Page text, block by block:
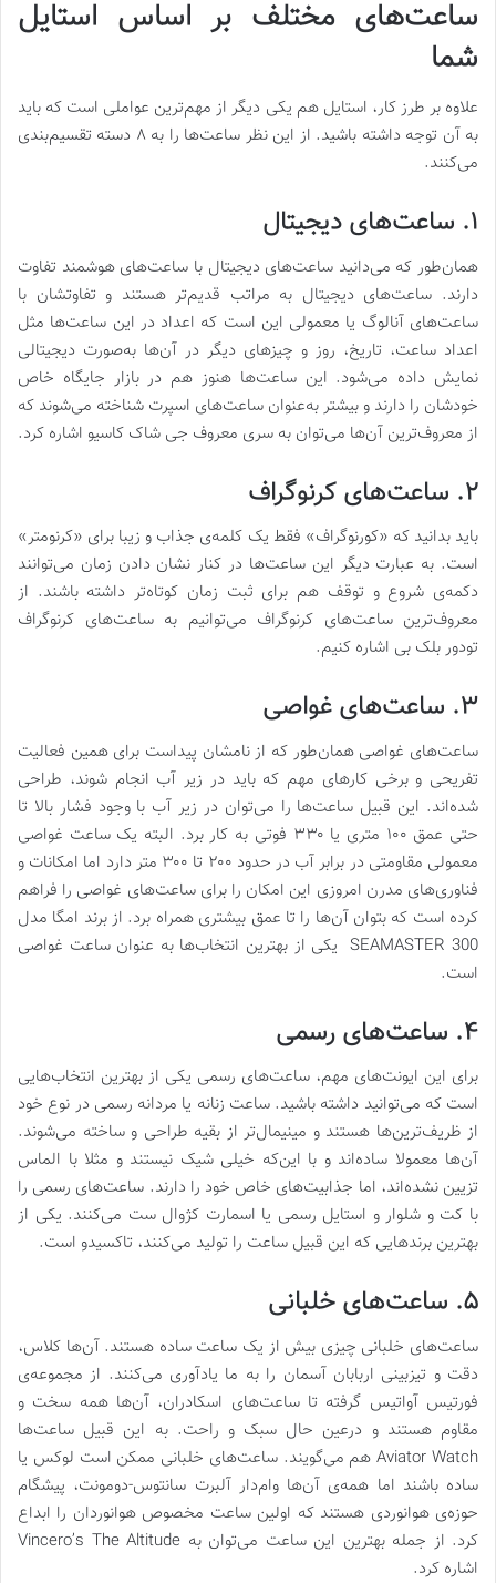
ساعت‌های مختلف بر اساس استایل
شما
علاوه بر طرز کار، استایل هم یکی دیگر از مهم‌ترین عواملی است که باید
به آن توجه داشته باشید. از این نظر ساعت‌ها را به ۸ دسته تقسیم‌بندی
می‌کنند.
۱. ساعت‌های دیجیتال
همان‌طور که می‌دانید ساعت‌های دیجیتال با ساعت‌های هوشمند تفاوت
دارند. ساعت‌های دیجیتال به مراتب قدیم‌تر هستند و تفاوتشان با
ساعت‌های آنالوگ یا معمولی این است که اعداد در این ساعت‌ها مثل
اعداد ساعت، تاریخ، روز و چیزهای دیگر در آن‌ها به‌صورت دیجیتالی
نمایش داده می‌شود. این ساعت‌ها هنوز هم در بازار جایگاه خاص
خودشان را دارند و بیشتر به‌عنوان ساعت‌‌های اسپرت شناخته می‌شوند که
از معروف‌ترین آن‌ها می‌توان به سری‌ معروف جی شاک کاسیو اشاره کرد.
۲. ساعت‌های کرنوگراف
باید بدانید که «کورنوگراف» فقط یک کلمه‌ی جذاب و زیبا برای «کرنومتر»
است. به عبارت دیگر این ساعت‌ها در کنار نشان دادن زمان می‌توانند
دکمه‌ی شروع و توقف هم برای ثبت زمان کوتاه‌تر داشته باشند. از
معروف‌ترین ساعت‌های کرنوگراف می‌توانیم به ساعت‌‌های کرنوگراف
تودور بلک بی اشاره کنیم.
۳. ساعت‌های غواصی
ساعت‌های غواصی همان‌طور که از نامشان پیداست برای همین فعالیت
تفریحی و برخی کارهای مهم که باید در زیر آب انجام شوند، طراحی‌
شده‌اند. این قبیل ساعت‌ها را می‌توان در زیر آب با وجود فشار بالا تا
حتی عمق ۱۰۰ متری یا ۳۳۰ فوتی به کار برد. البته یک ساعت غواصی
معمولی مقاومتی در برابر آب در حدود ۲۰۰ تا ۳۰۰ متر دارد اما امکانات و
فناوری‌های مدرن امروزی این امکان را برای ساعت‌های غواصی را فراهم
کرده‌ است که بتوان آن‌ها را تا عمق بیشتری همراه برد. از برند امگا مدل
SEAMASTER 300 یکی از بهترین انتخاب‌ها به‌ عنوان ساعت غواصی
است.
۴. ساعت‌‌های رسمی
برای این ایونت‌های مهم، ساعت‌های رسمی یکی از بهترین انتخاب‌هایی
است که می‌توانید داشته باشید. ساعت‌ زنانه یا مردانه رسمی در نوع خود
از ظریف‌ترین‌ها هستند و مینیمال‌تر از بقیه طراحی و ساخته می‌شوند.
آن‌ها معمولا ساده‌اند و با این‌که خیلی شیک نیستند و مثلا با الماس
تزیین نشده‌اند، اما جذابیت‌های خاص خود را دارند. ساعت‌های رسمی را
با کت و شلوار و استایل رسمی یا اسمارت کژوال ست می‌کنند. یکی از
بهترین برندهایی که این قبیل ساعت را تولید می‌کنند، تاکسیدو است.
۵. ساعت‌های خلبانی
ساعت‌های خلبانی چیزی بیش از یک ساعت ساده هستند. آن‌ها کلاس،
دقت و تیزبینی اربابان آسمان را به ما یادآوری می‌کنند. از مجموعه‌ی
فورتیس آواتیس گرفته تا ساعت‌های اسکادران، آن‌ها همه سخت و
مقاوم هستند و درعین حال سبک و راحت. به این قبیل ساعت‌ها
Aviator Watch هم می‌گویند. ساعت‌های خلبانی ممکن است لوکس یا
ساده باشند اما همه‌ی آن‌ها وام‌دار آلبرت سانتوس-دومونت، پیشگام
حوزه‌ی هوانوردی هستند که اولین ساعت مخصوص هوانوردان را ابداع
کرد. از جمله بهترین این ساعت می‌توان به Vincero’s The Altitude
اشاره کرد.